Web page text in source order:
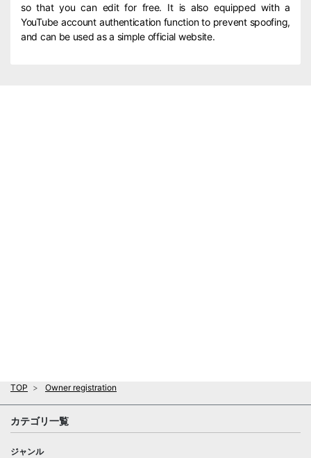
so that you can edit for free. It is also equipped with a
YouTube account authentication function to prevent spoofing,
and can be used as a simple official website.
TOP Owner registration
カテゴリ一覧
ジャンル